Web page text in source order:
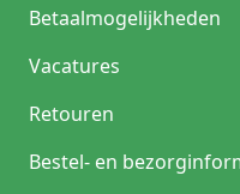
Betaalmogelijkheden
Vacatures
Retouren
Bestel- en